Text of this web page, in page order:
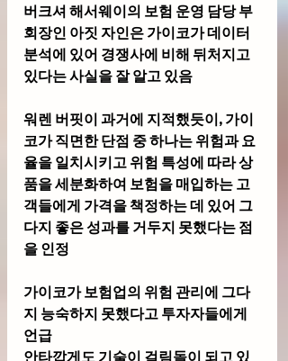
버크셔 해서웨이의 보험 운영 담당 부
회장인 아짓 자인은 가이코가 데이터
분석에 있어 경쟁사에 비해 뒤처지고
있다는 사실을 잘 알고 있음
워렌 버핏이 과거에 지적했듯이, 가이
코가 직면한 단점 중 하나는 위험과 요
율을 일치시키고 위험 특성에 따라 상
품을 세분화하여 보험을 매입하는 고
객들에게 가격을 책정하는 데 있어 그
다지 좋은 성과를 거두지 못했다는 점
을 인정
가이코가 보험업의 위험 관리에 그다
지 능숙하지 못했다고 투자자들에게
언급
안타깝게도 기술이 걸림돌이 되고 있